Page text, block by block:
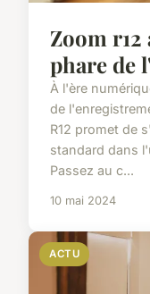
Zoom r12
phare de
À l'ère
de
R12 promet de
standard dans
Passez au c...
10 mai 2024
ACTU